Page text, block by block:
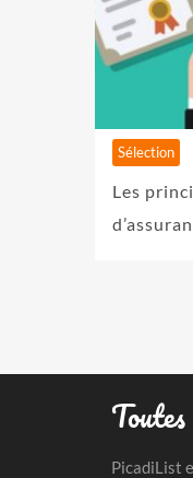
Sélection
Les
PicadiList